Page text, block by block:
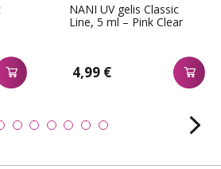
NANI UV gelis Classic
Line, 5 ml – Pink Clear
4,99 €